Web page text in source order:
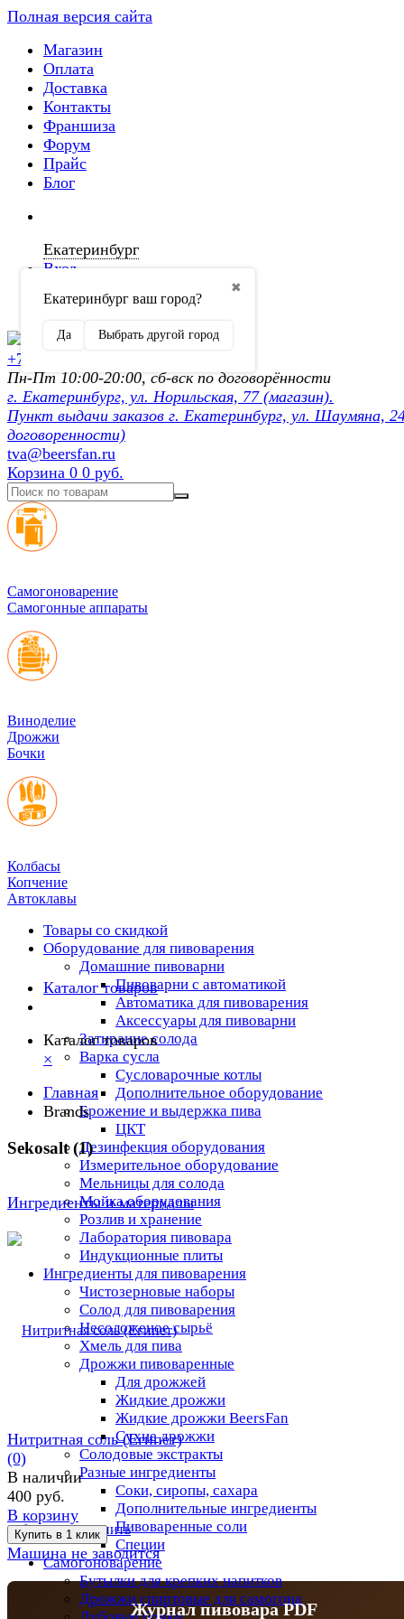
Полная версия сайта
Магазин
Оплата
Доставка
Контакты
Франшиза
Форум
Прайс
Блог
Екатеринбург
✖
Екатеринбург ваш город?
Да Выбрать другой город
Вход
Регистрация
+7 (902) 872-54-70
Пн-Пт 10:00-20:00, сб-вск по договорённости
г. Екатеринбург, ул. Норильская, 77 (магазин).
Пункт выдачи заказов г. Екатеринбург, ул. Шаумяна,
договоренности)
tva@beersfan.ru
Корзина 0 0 руб.
Cамогоноварение
Самогонные аппараты
Виноделие
Дрожжи
Бочки
Колбасы
Копчение
Автоклавы
Товары со скидкой
Оборудование для пивоварения
Домашние пивоварни
Пивоварни с автоматикой
Автоматика для пивоварения
Аксессуары для пивоварни
Затирание солода
Варка сусла
Cусловарочные котлы
Дополнительное оборудование
Брожение и выдержка пива
ЦКТ
Дезинфекция оборудования
Измерительное оборудование
Мельницы для солода
Мойка оборудования
Розлив и хранение
Лаборатория пивовара
Индукционные плиты
Ингредиенты для пивоварения
Чистозерновые наборы
Солод для пивоварения
Несоложеное сырьё
Хмель для пива
Дрожжи пивоваренные
Для дрожжей
Жидкие дрожжи
Жидкие дрожжи BeersFan
Сухие дрожжи
Солодовые экстракты
Разные ингредиенты
Соки, сиропы, сахара
Дополнительные ингредиенты
Пивоваренные соли
Специи
Самогоноварение
Бутылки для крепких напитков
Дрожжи спиртовые для самогона
Каталог товаров
Каталог товаров
×
Главная
Brands
Sekosalt (1)
Ингредиенты и материалы
избранное сравнить
Нитритная соль (Египет)
(0)
В наличии
400 руб.
В корзину
Машина не заводится
Журнал пивовара PDF